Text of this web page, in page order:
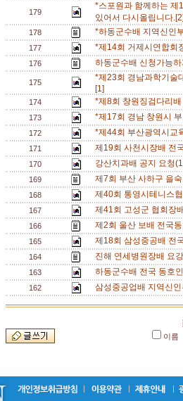
179
*스포원과 함께하는 제
있어서 다시올립니다.[2]
178 *하동군수배 지역신인
177
*제14회 거제시연합회
176
하동군수배 신청가능
175
*제23회 경남과학기술
[1]
174 *제8회 창원징검다리
173
*제17회 경남 창원시
172
*제44회 부산광역시교
171
제19회 사천시장배 전
170
강산치과배 공지 요청
169
제7회 부산 사하구 을
168
제40회 통영시테니스
167
제41회 고성군 협회장
166
제2회 울산 보배 전국
165
제18회 삼성중공배 전
164
진해 연세병원장배 요
163
하동군수배 전국 동호
162
삼성중공업배 지역신
이름